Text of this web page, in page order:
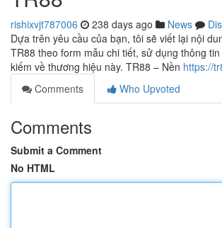
rishixvjt787006 238 days ago News
Dựa trên yêu cầu của bạn, tôi sẽ viết lại nội
TR88 theo form mẫu chi tiết, sử dụng thông
kiếm về thương hiệu này. TR88 – Nền https://
Comments
Who Upvoted
Comments
Submit a Comment
No HTML